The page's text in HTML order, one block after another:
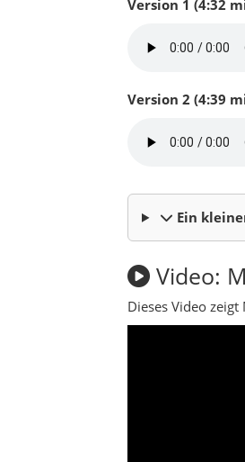
Video:
Dieses Video